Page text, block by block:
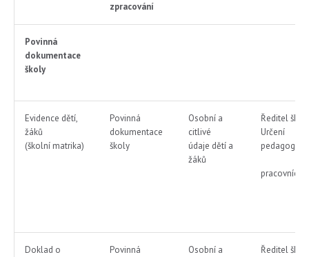
zpracování
Povinná
dokumentace
školy
Evidence dětí,
žáků
(školní matrika)
Povinná
dokumentace
školy
Osobní a
citlivé
údaje dětí a
žáků
Ředitel
Určení
pedagog.
pracovníci
Doklad o
Povinná
Osobní a
Ředitel